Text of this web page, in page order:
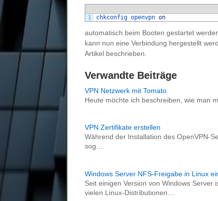
1 chkconfig openvpn on
automatisch beim Booten gestartet
kann nun eine Verbindung hergestellt
Artikel beschrieben.
Verwandte Beiträge
VPN Netzwerk mit Tomato
Heute möchte ich beschreiben, wie man
VPN Zertifikate erstellen
Während der Installation des OpenVPN-
sog.…
Windows Server NFS-Freigabe in Linux
Seit einigen Version von Windows
vielen Linux-Distributionen…